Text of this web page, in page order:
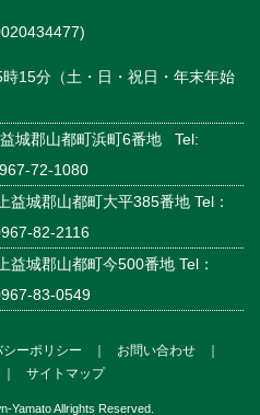
15分（土・日・祝日・年末年始
郡山都町浜町6番地 Tel:
72-1080
城郡山都町大平385番地 Tel：
82-2116
城郡山都町今500番地 Tel：
83-0549
シーポリシー ｜ お問い合わせ
｜
｜ サイトマップ
Yamato Allrights Reserved.